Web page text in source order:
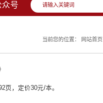
号
当前您的位置： 网站首页
页，定价30元/本。